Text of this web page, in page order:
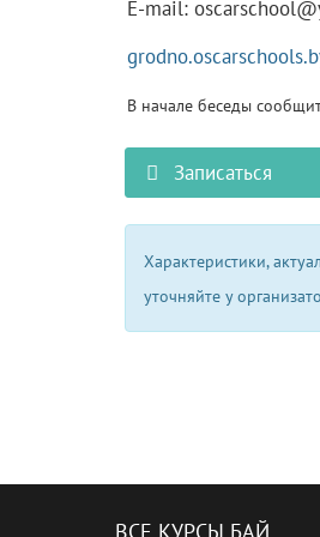
E-mail:
В начале беседы
Записаться
Характеристики,
уточняйте у
ВСЕ КУРСЫ БАЙ